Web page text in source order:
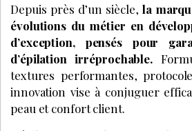
Depuis près d’un siècle, la
évolutions du métier en
d’exception, pensés pour
d’épilation irréprochable.
textures performantes,
innovation vise à conjuguer
peau et confort client.